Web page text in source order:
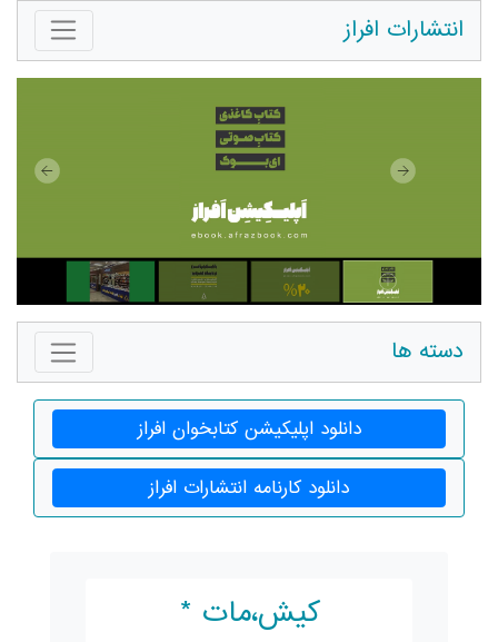
انتشارات افراز
دسته ها
دانلود اپلیکیشن کتابخوان افراز
دانلود کارنامه انتشارات افراز
کیش،مات *